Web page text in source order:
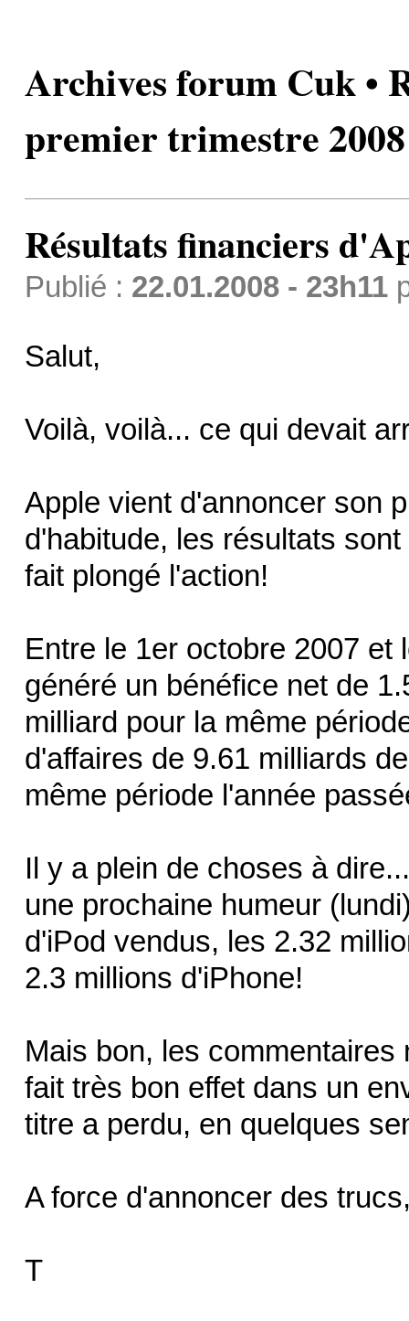
Archives forum Cuk •
premier trimestre 2008
Résultats financiers
Publié : 22.01.2008 - 23h11
Salut,
Voilà, voilà... ce qui devait
Apple vient d'annoncer son
d'habitude, les résultats
fait plongé l'action!
Entre le 1er octobre 2007 et
généré un bénéfice net de
milliard pour la même
d'affaires de 9.61 milliards
même période l'année
Il y a plein de choses à
une prochaine humeur
d'iPod vendus, les 2.32
2.3 millions d'iPhone!
Mais bon, les
fait très bon effet dans un
titre a perdu, en quelques
A force d'annoncer des
T